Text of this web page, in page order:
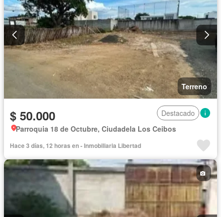
Terreno
$ 50.000
Destacado
Parroquia 18 de Octubre, Ciudadela Los Ceibos
Hace 3 días, 12 horas en - Inmobiliaria Libertad